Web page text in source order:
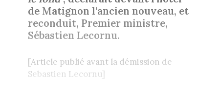
de Matignon l'ancien nouveau, et
reconduit, Premier ministre,
Sébastien Lecornu.
[Article publié avant la démission de
Sebastien Lecornu]